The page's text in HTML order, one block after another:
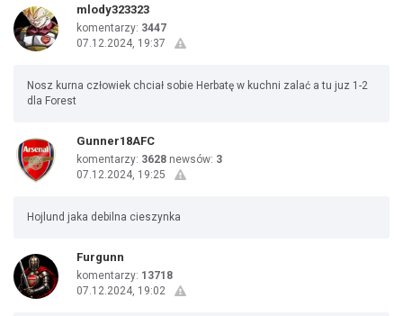
mlody323323
komentarzy: 3447
07.12.2024, 19:37
Nosz kurna człowiek chciał sobie Herbatę w kuchni zalać a tu juz 1-2
dla Forest
Gunner18AFC
komentarzy: 3628 newsów: 3
07.12.2024, 19:25
Hojlund jaka debilna cieszynka
Furgunn
komentarzy: 13718
07.12.2024, 19:02